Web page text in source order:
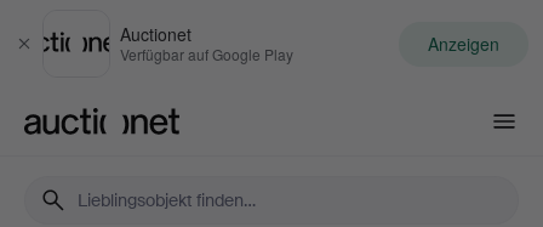
Schließen
Auctionet
Verfügbar auf Google Play Anzeigen